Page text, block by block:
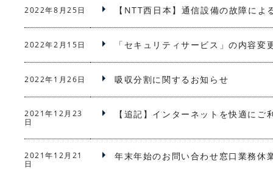
2022年8月25日 【NTT西日本】通信設備の故障に
2022年2月15日 「セキュリティサービス」の内容変
2022年1月26日 吸収分割に関するお知らせ
2021年12月23
日
【追記】インターネットを快適に
2021年12月21
日
年末年始のお問い合わせ窓口業務休